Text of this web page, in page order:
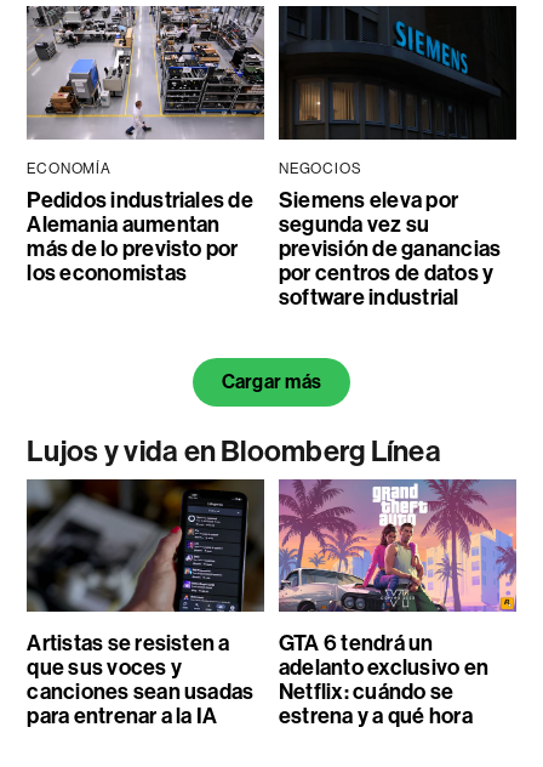
ECONOMÍA
Pedidos industriales de
Alemania aumentan
más de lo previsto por
los economistas
NEGOCIOS
Siemens eleva por
segunda vez su
previsión de ganancias
por centros de datos y
software industrial
Cargar más
Lujos y vida en Bloomberg Línea
Artistas se resisten a
que sus voces y
canciones sean usadas
para entrenar a la IA
GTA 6 tendrá un
adelanto exclusivo en
Netflix: cuándo se
estrena y a qué hora